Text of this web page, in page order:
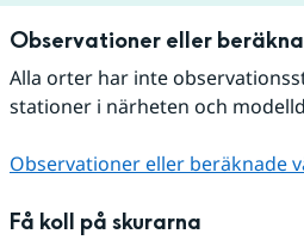
Observationer eller
Alla orter har inte
stationer i närheten och
Observationer eller beräknade
Få koll på skurarna